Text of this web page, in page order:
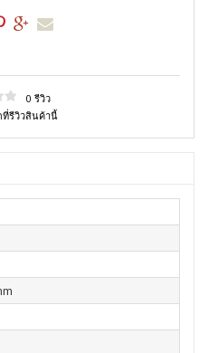
0 รีวิว
รีวิวสินค้านี้